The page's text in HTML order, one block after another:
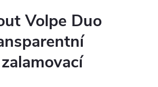
Volpe Duo